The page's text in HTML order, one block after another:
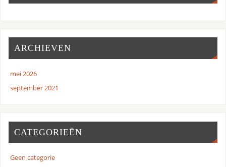
ARCHIEVEN
mei 2026
september 2021
CATEGORIEËN
Geen categorie